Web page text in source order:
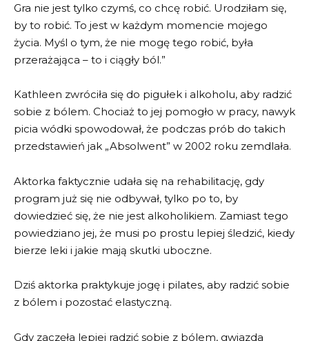
Gra nie jest tylko czymś, co chcę robić. Urodziłam się,
by to robić. To jest w każdym momencie mojego
życia. Myśl o tym, że nie mogę tego robić, była
przerażająca – to i ciągły ból.”
Kathleen zwróciła się do pigułek i alkoholu, aby radzić
sobie z bólem. Chociaż to jej pomogło w pracy, nawyk
picia wódki spowodował, że podczas prób do takich
przedstawień jak „Absolwent” w 2002 roku zemdlała.
Aktorka faktycznie udała się na rehabilitację, gdy
program już się nie odbywał, tylko po to, by
dowiedzieć się, że nie jest alkoholikiem. Zamiast tego
powiedziano jej, że musi po prostu lepiej śledzić, kiedy
bierze leki i jakie mają skutki uboczne.
Dziś aktorka praktykuje jogę i pilates, aby radzić sobie
z bólem i pozostać elastyczną.
Gdy zaczęła lepiej radzić sobie z bólem, gwiazda